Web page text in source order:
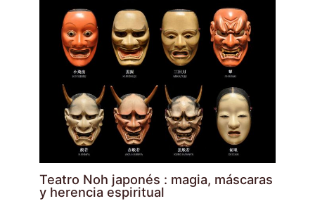
Teatro Noh japonés : magia, máscaras
y herencia espiritual